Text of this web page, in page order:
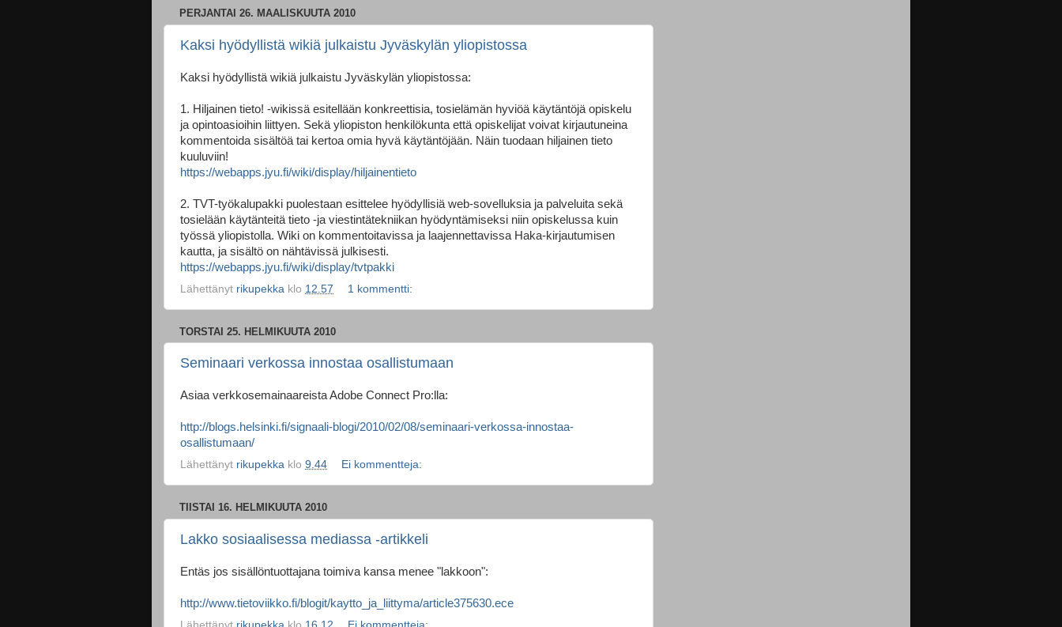
PERJANTAI 26. MAALISKUUTA 2010
Kaksi hyödyllistä wikiä julkaistu Jyväskylän yliopistossa
Kaksi hyödyllistä wikiä julkaistu Jyväskylän yliopistossa:
1. Hiljainen tieto! -wikissä esitellään konkreettisia, tosielämän hyviöä käytäntöjä opiskelu
ja opintoasioihin liittyen. Sekä yliopiston henkilökunta että opiskelijat voivat kirjautuneina
kommentoida sisältöä tai kertoa omia hyvä käytäntöjään. Näin tuodaan hiljainen tieto
kuuluviin!
https://webapps.jyu.fi/wiki/display/hiljainentieto
2. TVT-työkalupakki puolestaan esittelee hyödyllisiä web-sovelluksia ja palveluita sekä
tosielään käytänteitä tieto -ja viestintätekniikan hyödyntämiseksi niin opiskelussa kuin
työssä yliopistolla. Wiki on kommentoitavissa ja laajennettavissa Haka-kirjautumisen
kautta, ja sisältö on nähtävissä julkisesti.
https://webapps.jyu.fi/wiki/display/tvtpakki
Lähettänyt rikupekka klo 12.57 1 kommentti:
TORSTAI 25. HELMIKUUTA 2010
Seminaari verkossa innostaa osallistumaan
Asiaa verkkosemainaareista Adobe Connect Pro:lla:
http://blogs.helsinki.fi/signaali-blogi/2010/02/08/seminaari-verkossa-innostaa-
osallistumaan/
Lähettänyt rikupekka klo 9.44 Ei kommentteja:
TIISTAI 16. HELMIKUUTA 2010
Lakko sosiaalisessa mediassa -artikkeli
Entäs jos sisällöntuottajana toimiva kansa menee "lakkoon":
http://www.tietoviikko.fi/blogit/kaytto_ja_liittyma/article375630.ece